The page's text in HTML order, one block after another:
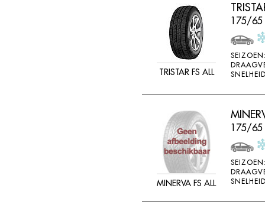
TRISTAR FS ALL
175/65
MINERVA FS ALL
175/65